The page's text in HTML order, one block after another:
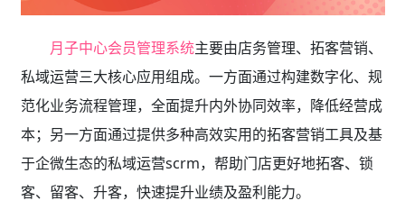
月子中心会员管理系统主要由店务管理、拓客营销、
私域运营三大核心应用组成。一方面通过构建数字化、规
范化业务流程管理，全面提升内外协同效率，降低经营成
本；另一方面通过提供多种高效实用的拓客营销工具及基
于企微生态的私域运营scrm，帮助门店更好地拓客、锁
客、留客、升客，快速提升业绩及盈利能力。